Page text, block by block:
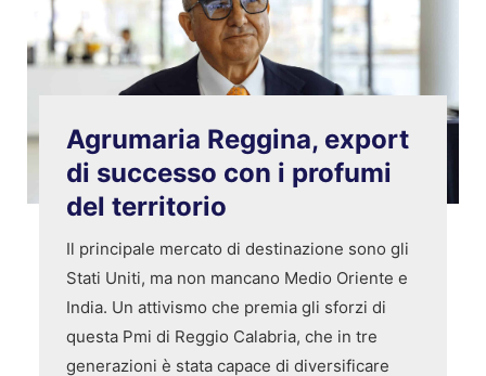
Agrumaria Reggina, export
di successo con i profumi
del territorio
Il principale mercato di destinazione sono gli
Stati Uniti, ma non mancano Medio Oriente e
India. Un attivismo che premia gli sforzi di
questa Pmi di Reggio Calabria, che in tre
generazioni è stata capace di diversificare